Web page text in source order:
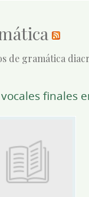
de gramática
vocales finales